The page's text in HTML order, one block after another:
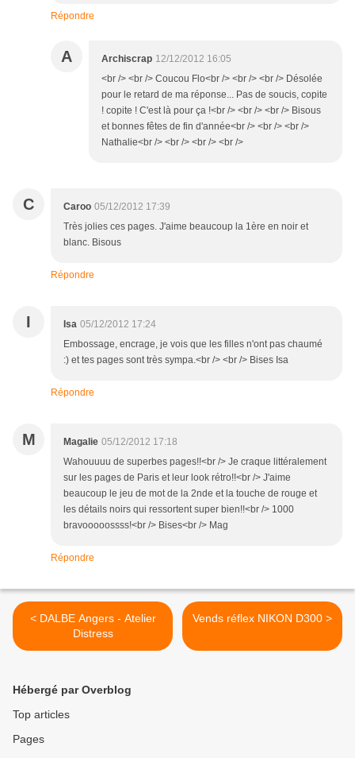
Répondre
A Archiscrap 12/12/2012 16:05
<br /> <br /> Coucou Flo<br /> <br /> <br /> Désolée
pour le retard de ma réponse... Pas de soucis, copite
! copite ! C'est là pour ça !<br /> <br /> <br /> Bisous
et bonnes fêtes de fin d'année<br /> <br /> <br />
Nathalie<br /> <br /> <br /> <br />
C Caroo 05/12/2012 17:39
Très jolies ces pages. J'aime beaucoup la 1ère en noir et
blanc. Bisous
Répondre
I Isa 05/12/2012 17:24
Embossage, encrage, je vois que les filles n'ont pas chaumé
:) et tes pages sont très sympa.<br /> <br /> Bises Isa
Répondre
M Magalie 05/12/2012 17:18
Wahouuuu de superbes pages!!<br /> Je craque littéralement
sur les pages de Paris et leur look rétro!!<br /> J'aime
beaucoup le jeu de mot de la 2nde et la touche de rouge et
les détails noirs qui ressortent super bien!!<br /> 1000
bravooooossss!<br /> Bises<br /> Mag
Répondre
< DALBE Angers - Atelier
Distress
Vends réflex NIKON D300 >
Hébergé par Overblog
Top articles
Pages